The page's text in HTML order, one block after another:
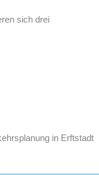
sich drei
in Erftstadt